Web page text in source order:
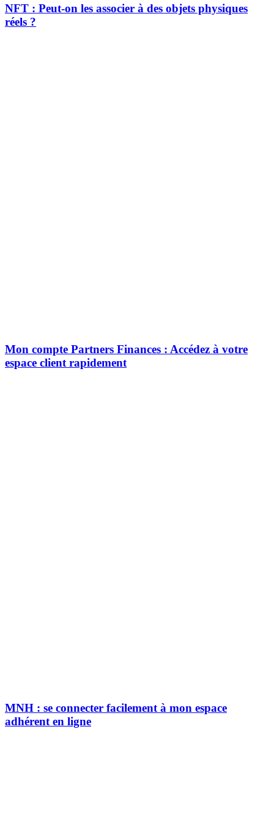
NFT : Peut-on les associer à des objets physiques
réels ?
Mon compte Partners Finances : Accédez à votre
espace client rapidement
MNH : se connecter facilement à mon espace
adhérent en ligne